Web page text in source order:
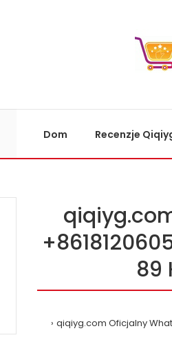
Dom Recenzje
89
qiqiyg.com Oficjalny